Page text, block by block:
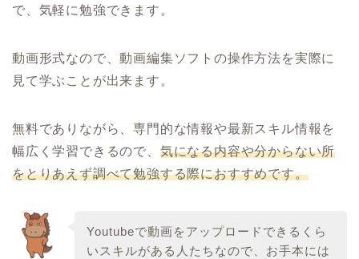
で、気軽に勉強できます。
動画形式なので、動画編集ソフトの操作方法を実際に
見て学ぶことが出来ます。
無料でありながら、専門的な情報や最新スキル情報を
幅広く学習できるので、 気になる内容や分からない所
をとりあえず調べて勉強する際におすすめです。
Youtubeで動画をアップロードできるくら
いスキルがある人たちなので、お手本には